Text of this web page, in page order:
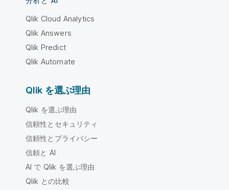
Qlik Cloud Analytics
Qlik Answers
Qlik Predict
Qlik Automate
Qlik を選ぶ理由
Qlik を選ぶ理由
信頼性とセキュリティ
信頼性とプライバシー
信頼と AI
AI で Qlik を選ぶ理由
Qlik との比較